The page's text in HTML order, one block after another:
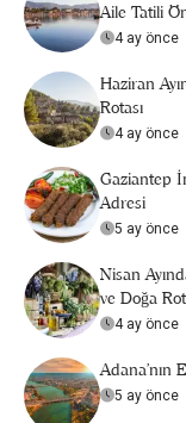
Aile Tatili
4 ay önce
Haziran
Rotası
4 ay önce
Gaziantep
Adresi
5 ay önce
Nisan
ve Doğa
4 ay önce
Adana'nın
5 ay önce